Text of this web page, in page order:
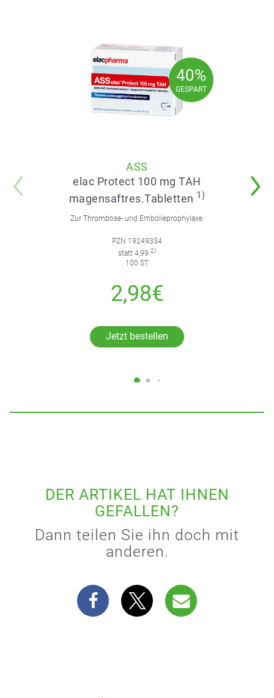
40%
GESPART
40%
GESPART
ASS
elac Protect 100 mg TAH
magensaftres.Tabletten 1)
Zur Thrombose- und Embolieprophylaxe.
PZN 19249334
statt 4,99 2)
100 ST
2,98€
Jetzt bestellen
DER ARTIKEL HAT IHNEN
GEFALLEN?
Dann teilen Sie ihn doch mit
anderen.